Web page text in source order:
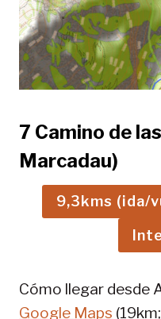
7 Camino de
Marcadau)
9,3kms (ida/
Cómo llegar desde
Google Maps